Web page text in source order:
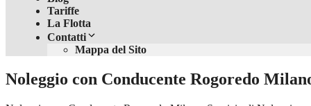
Tariffe
La Flotta
Contatti
Mappa del Sito
Noleggio con Conducente Rogoredo